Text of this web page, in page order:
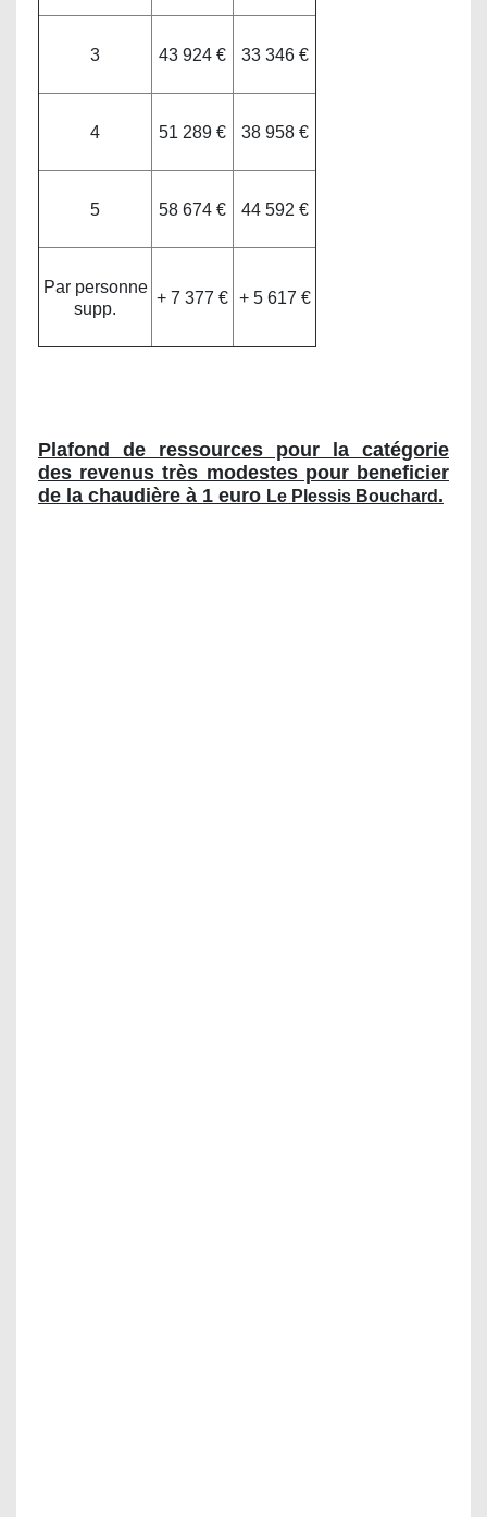
3 43 924 € 33 346 €
4 51 289 € 38 958 €
5 58 674 € 44 592 €
Par personne
supp.
+ 7 377 € + 5 617 €
Plafond de ressources pour la catégorie
des revenus très modestes pour beneficier
de la chaudière à 1 euro Le Plessis Bouchard .